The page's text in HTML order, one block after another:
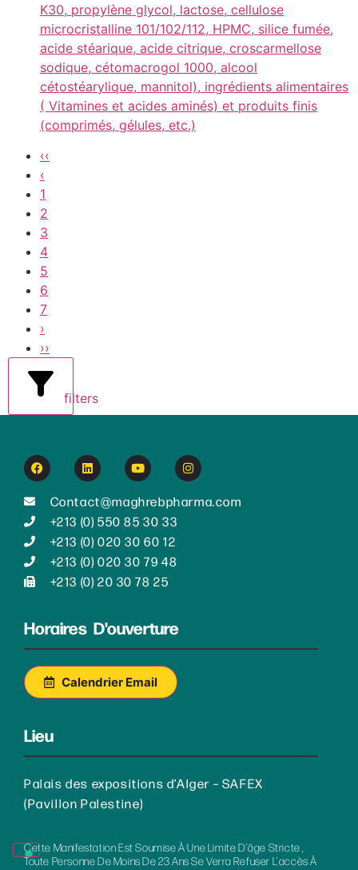
K30, propylène glycol, lactose, cellulose
microcristalline 101/102/112, HPMC, silice fumée,
acide stéarique, acide citrique, croscarmellose
sodique, cétomacrogol 1000, alcool
cétostéarylique, mannitol), ingrédients alimentaires
( Vitamines et acides aminés) et produits finis
(comprimés, gélules, etc.)
‹‹
‹
1
2
3
4
5
6
7
›
››
filters
Contact@maghrebpharma.com
+213 (0) 550 85 30 33
+213 (0) 020 30 60 12
+213 (0) 020 30 79 48
+213 (0) 20 30 78 25
Horaires D'ouverture
Calendrier Email
Lieu
Palais des expositions d’Alger – SAFEX
(Pavillon Palestine)
Cette Manifestation Est Soumise À Une Limite D’âge Stricte ,
Toute Personne De Moins De 23 Ans Se Verra Refuser L’accès À